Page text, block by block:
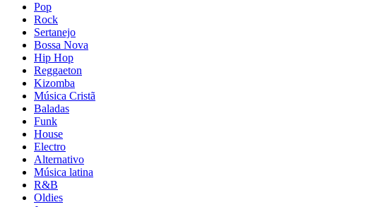
Pop
Rock
Sertanejo
Bossa Nova
Hip Hop
Reggaeton
Kizomba
Música Cristã
Baladas
Funk
House
Electro
Alternativo
Música latina
R&B
Oldies